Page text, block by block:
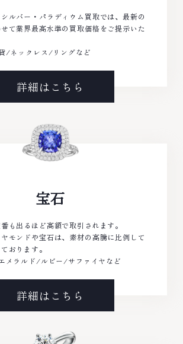
ルバー・パラディウム買取では、最新の
て業界最高水準の買取価格をご提示いた
/ネックレス/リングなど
詳細はこちら
宝石
も出るほど高額で取引されます。
モンドや宝石は、素材の高騰に比例して
おります。
メラルド/ルビー/サファイヤなど
詳細はこちら